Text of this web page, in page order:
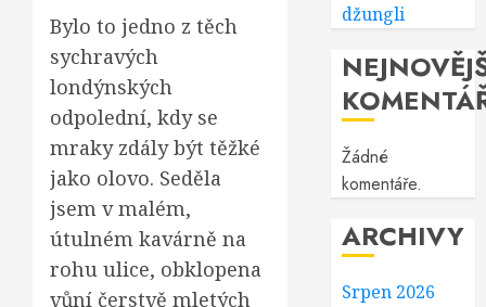
Bylo to jedno z těch
sychravých
londýnských
odpolední, kdy se
mraky zdály být těžké
jako olovo. Seděla
jsem v malém,
útulném kavárně na
rohu ulice, obklopena
vůní čerstvě mletých
džungli
Žádné
komentáře.
ARCHIVY
Srpen 2026